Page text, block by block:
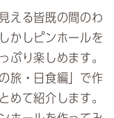
える皆既の間のわ
かし ピンホールを
ぷり楽しめます。
旅・日食編」で作
めて紹介します。